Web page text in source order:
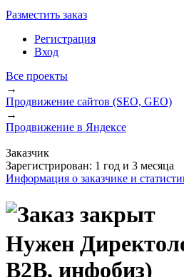
Разместить заказ
Регистрация
Вход
Все проекты
→
Продвижение сайтов (SEO, GEO)
→
Продвижение в Яндексе
Заказчик
Зарегистрирован: 1 год и 3 месяца
Информация о заказчике и
Нужен
B2B, инфобиз)